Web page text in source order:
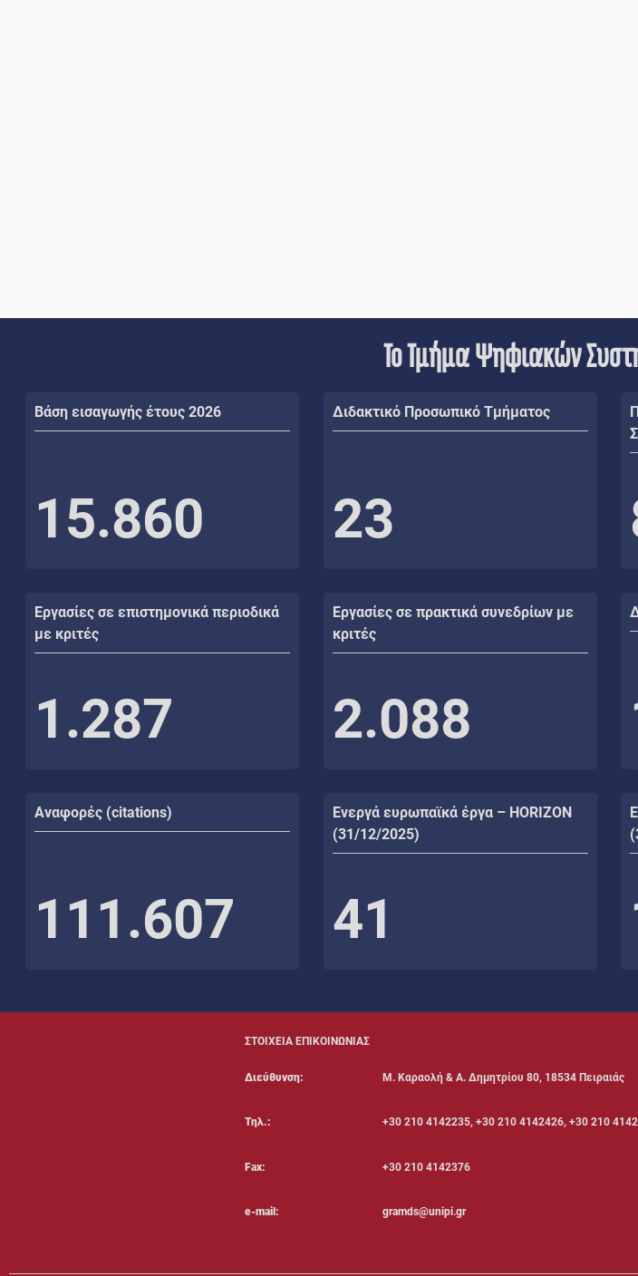
Το Τμήμα Ψηφιακών
Βάση εισαγωγής έτους 2026
15.860
Διδακτικό Προσωπικό Τμήματος
23
Εργασίες σε επιστημονικά περιοδικά
με κριτές
1.287
Εργασίες σε πρακτικά συνεδρίων με
κριτές
2.088
Αναφορές (citations)
111.607
Ενεργά ευρωπαϊκά έργα – HORIZON
(31/12/2025)
41
ΣΤΟΙΧΕΙΑ ΕΠΙΚΟΙΝΩΝΙΑΣ
Διεύθυνση: Μ. Καραολή & Α. Δημητρίου 80, 18534 Πειραιάς
Τηλ.: +30 210 4142235, +30 210 4142426, +30 210
Fax: +30 210 4142376
e-mail: gramds@unipi.gr